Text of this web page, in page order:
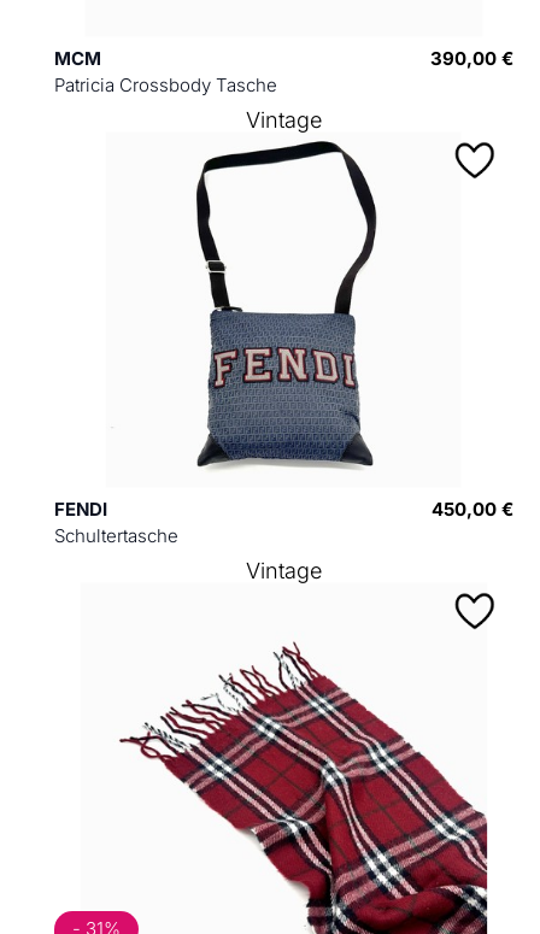
MCM
Patricia Crossbody Tasche
390,00 €
FENDI
Schultertasche
450,00 €
Vintage
- 31%
Vintage